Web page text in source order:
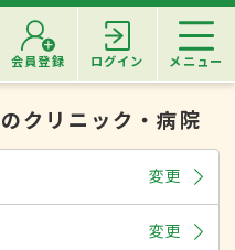
会員登録 ログイン メニュー
のクリニック・病院
変更
変更